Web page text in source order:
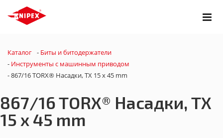
Каталог - Биты и битодержатели
- Инструменты с машинным приводом
-867/16 TORX® Насадки, TX 15 x 45 mm
867/16 TORX® Насадки, TX
15 x 45 mm